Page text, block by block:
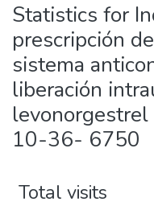
Statistics for
prescripción
sistema
liberación
10-36- 6750
Total visits